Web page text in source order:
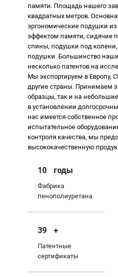
памяти. Площадь нашего
квадратных метров.
эргономические подушки
эффектом памяти, сидячие
спины, подушки под
подушки. Большинство
несколько патентов на
Мы экспортируем в Европу,
другие страны. Принимаем
образцы, так и на
в установлении
нас имеется собственное
испытательное
контроля качества, мы
высококачественную
10 годы
Фабрика
пенополиуретана
40 +
Патентные
сертификаты